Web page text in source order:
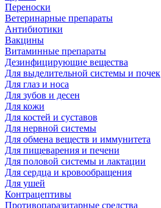
Переноски
Ветеринарные препараты
Антибиотики
Вакцины
Витаминные препараты
Дезинфицирующие вещества
Для выделительной системы и почек
Для глаз и носа
Для зубов и десен
Для кожи
Для костей и суставов
Для нервной системы
Для обмена веществ и иммунитета
Для пищеварения и печени
Для половой системы и лактации
Для сердца и кровообращения
Для ушей
Контрацептивы
Противопаразитарные средства